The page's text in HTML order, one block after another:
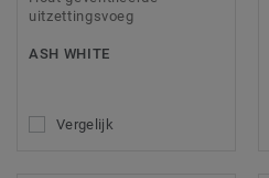
uitzettingsvoeg
ASH WHITE
Vergelijk